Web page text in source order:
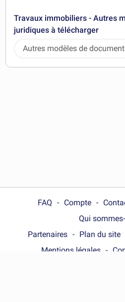
Travaux immobiliers - Autres
juridiques à télécharger
Autres modèles de
télécharger
FAQ Compte
Qui
Partenaires
Plan du site
Mentions légales